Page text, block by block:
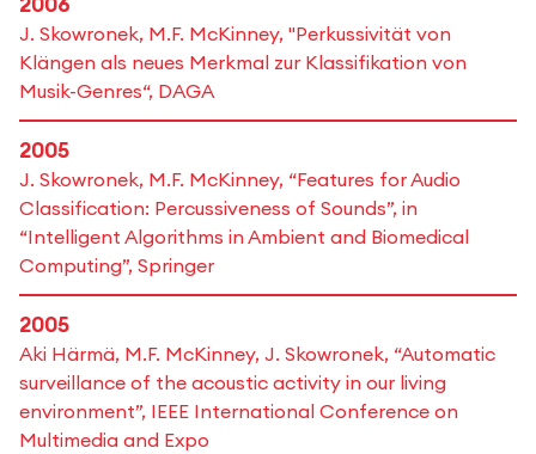
J. Skowronek, M.F. McKinney, "Perkussivität von
Klängen als neues Merkmal zur Klassifikation von
Musik-Genres“, DAGA
2005
J. Skowronek, M.F. McKinney, “Features for Audio
Classification: Percussiveness of Sounds”, in
“Intelligent Algorithms in Ambient and Biomedical
Computing”, Springer
2005
Aki Härmä, M.F. McKinney, J. Skowronek, “Automatic
surveillance of the acoustic activity in our living
environment”, IEEE International Conference on
Multimedia and Expo